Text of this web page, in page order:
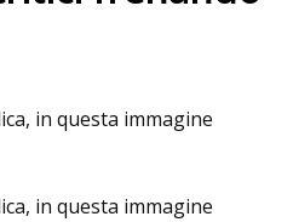
in questa immagine
in questa immagine